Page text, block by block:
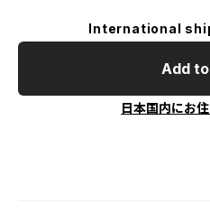
International
Add
日本国内にお